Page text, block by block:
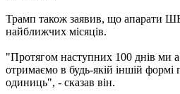
Трамп також заявив, що апарати
найближчих місяців.
"Протягом наступних 100 днів ми
отримаємо в будь-якій іншій формі
одиниць", - сказав він.